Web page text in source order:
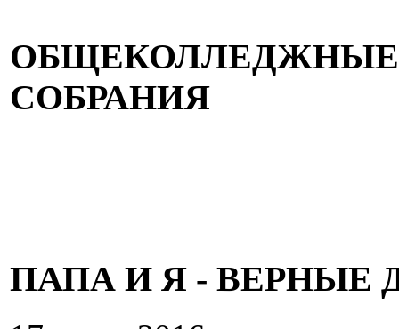
ОБЩЕКОЛЛЕДЖНЫЕ
СОБРАНИЯ
ПАПА И Я - ВЕРНЫЕ